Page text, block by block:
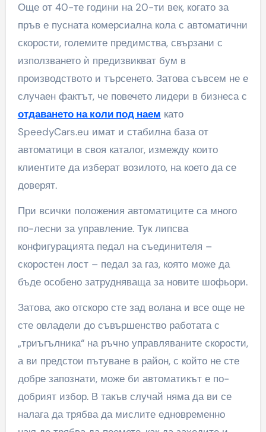
Още от 40-те години на 20-ти век, когато за
пръв е пусната комерсиална кола с автоматични
скорости, големите предимства, свързани с
използването ѝ предизвикват бум в
производството и търсенето. Затова съвсем не е
случаен фактът, че повечето лидери в бизнеса с
отдаването на коли под наем като
SpeedyCars.eu имат и стабилна база от
автоматици в своя каталог, измежду които
клиентите да изберат возилото, на което да се
доверят.
При всички положения автоматиците са много
по-лесни за управление. Тук липсва
конфигурацията педал на съединителя –
скоростен лост – педал за газ, която може да
бъде особено затрудняваща за новите шофьори.
Затова, ако отскоро сте зад волана и все още не
сте овладели до съвършенство работата с
„триъгълника“ на ръчно управляваните скорости,
а ви предстои пътуване в район, с който не сте
добре запознати, може би автоматикът е по-
добрият избор. В такъв случай няма да ви се
налага да трябва да мислите едновременно